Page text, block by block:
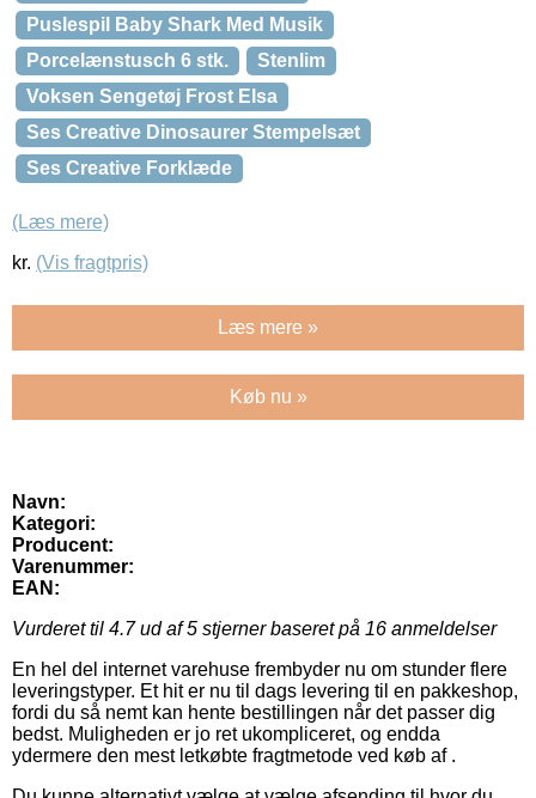
Puslespil Baby Shark Med Musik
Porcelænstusch 6 stk.
Stenlim
Voksen Sengetøj Frost Elsa
Ses Creative Dinosaurer Stempelsæt
Ses Creative Forklæde
(Læs mere)
kr. (Vis fragtpris)
Læs mere »
Køb nu »
Navn:
Kategori:
Producent:
Varenummer:
EAN:
Vurderet til 4.7ud af 5 stjerner baseret på 16 anmeldelser
En hel del internet varehuse frembyder nu om stunder flere
leveringstyper. Et hit er nu til dags levering til en pakkeshop,
fordi du så nemt kan hente bestillingen når det passer dig
bedst. Muligheden er jo ret ukompliceret, og endda
ydermere den mest letkøbte fragtmetode ved køb af .